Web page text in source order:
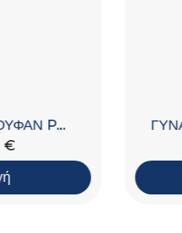
ΓΥΝΑΙΚΕΙΟ ΜΠΟΥΦΑΝ PADDED ΜΕ ΚΟΥΚΟΥΛΑ